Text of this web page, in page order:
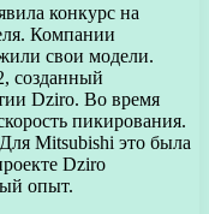
конкурс на
Компании
свои модели.
созданный
Dziro. Во время
пикирования.
Mitsubishi это была
Dziro
опыт.